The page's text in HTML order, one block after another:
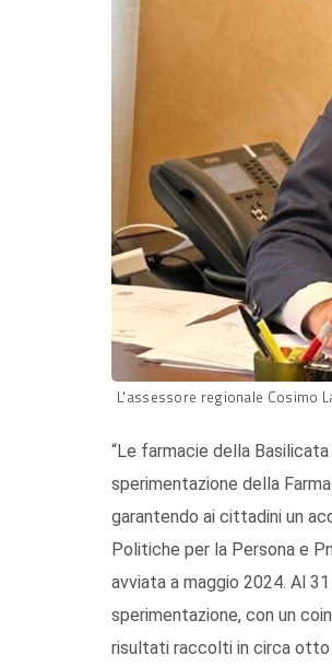
L'assessore regionale Cosimo
“Le farmacie della
sperimentazione della
garantendo ai cittadini un
Politiche per la Persona e
avviata a maggio 2024. Al
sperimentazione, con un
risultati raccolti in circa